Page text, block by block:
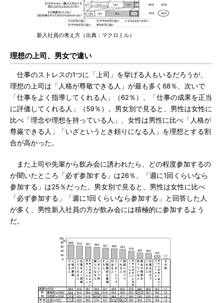
新入社員の考え方（出典：マクロミル）
理想の上司、男女で違い
仕事のストレスの1つに「上司」を挙げる人もいるだろうが、
理想の上司は「人格が尊敬できる人」が最も多く68％、次いで
「仕事をよく指導してくれる人」（62％）、「仕事の成果を正当
に評価してくれる人」（59％）。男女別で見ると、男性は女性に
比べ「理念や理想を持っている人」、女性は男性に比べ「人格が
尊厳できる人」「いざというとき頼りになる人」を理想とする割
合が高かった。
また上司や先輩から飲み会に誘われたら、どの程度参加するの
か聞いたところ「必ず参加する」は26％、「週に1回くらいなら
参加する」は25％だった。男女別で見ると、男性は女性に比べ
「必ず参加する」「週に1回くらいなら参加する」と回答した人
が多く、男性新入社員の方が飲み会には積極的に参加するよう
だ。